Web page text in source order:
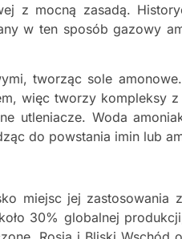
z mocną zasadą.
w ten sposób gazowy
tworząc sole
więc tworzy kompleksy
utleniacze. Woda
do powstania imin lub
miejsc jej zastosowania
30% globalnej